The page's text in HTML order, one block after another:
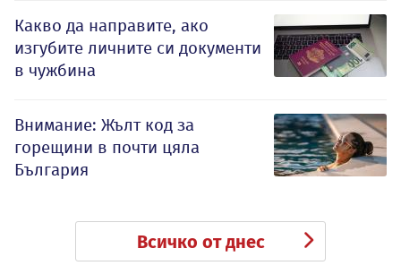
Какво да направите, ако
изгубите личните си документи
в чужбина
Внимание: Жълт код за
горещини в почти цяла
България
Всичко от днес